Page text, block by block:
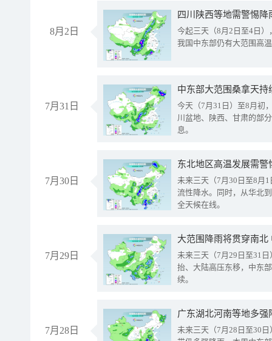
8月2日
今起三天（8月2日至4日
我国中东部仍有大范围高
7月31日
中东部大范围桑拿天
今天（7月31日）至8月初
川盆地、陕西、甘肃的部
息。
7月30日
东北地区高温发展需
未来三天（7月30日至8月
流性降水。同时，从华北
全天候在线。
7月29日
大范围降雨将贯穿南
未来三天（7月29日至31
抬、大陆高压东移，中东
续。
7月28日
广东湖北河南等地多
未来三天（7月28日至30